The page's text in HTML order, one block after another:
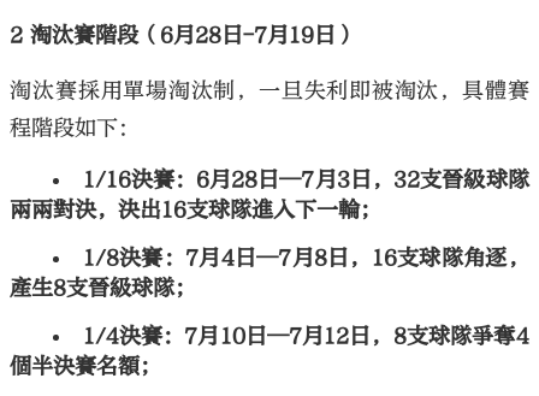
2 淘汰賽階段（6月28日-7月19日）
淘汰賽採用單場淘汰制，一旦失利即被淘汰，具體賽
程階段如下：
1/16決賽：6月28日—7月3日，32支晉級球隊
兩兩對決，決出16支球隊進入下一輪；
1/8決賽：7月4日—7月8日，16支球隊角逐，
產生8支晉級球隊；
1/4決賽：7月10日—7月12日，8支球隊爭奪4
個半決賽名額；